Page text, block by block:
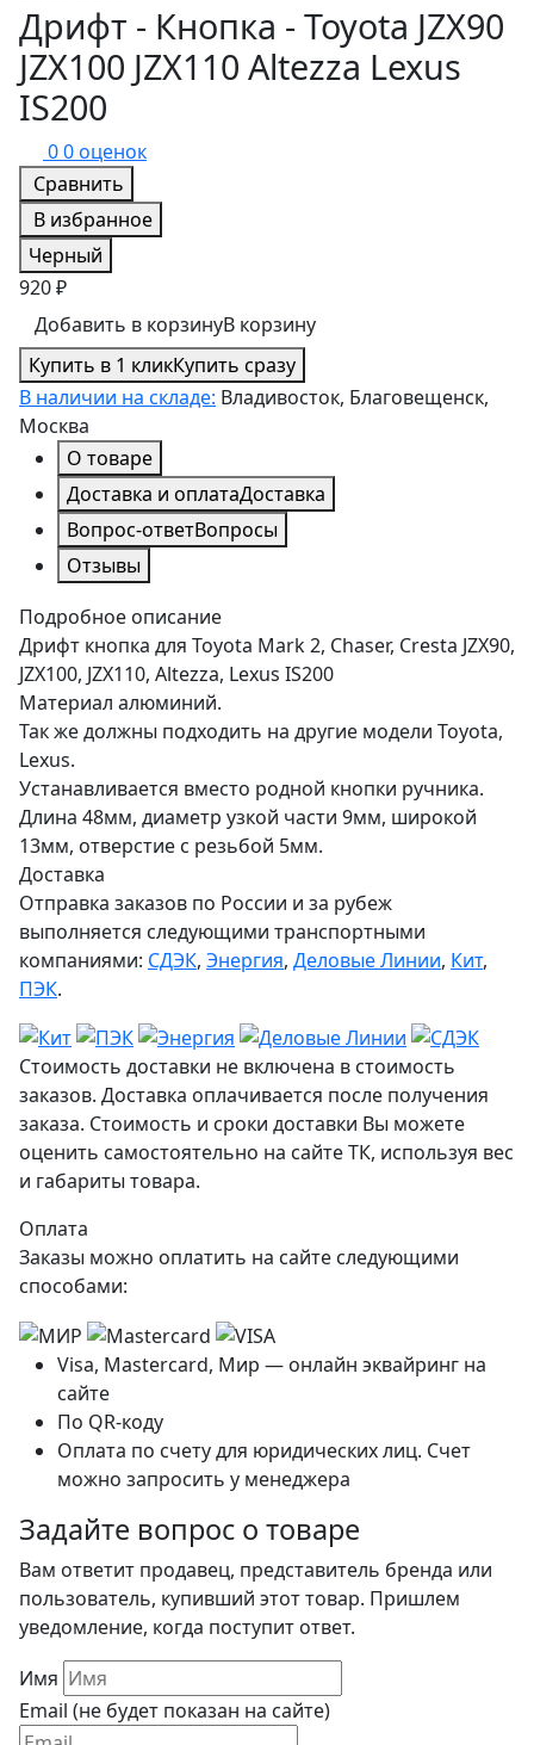
Дрифт - Кнопка - Toyota JZX90
JZX100 JZX110 Altezza Lexus
IS200
00 оценок
Сравнить
В избранное
Черный
920 ₽
Добавить в корзинуВ корзину
Купить в 1 кликКупить сразу
В наличии на складе: Владивосток, Благовещенск,
Москва
О товаре
Доставка и оплатаДоставка
Вопрос-ответВопросы
Отзывы
Подробное описание
Дрифт кнопка для Toyota Mark 2, Chaser, Cresta JZX90,
JZX100, JZX110, Altezza, Lexus IS200
Материал алюминий.
Так же должны подходить на другие модели Toyota,
Lexus.
Устанавливается вместо родной кнопки ручника.
Длина 48мм, диаметр узкой части 9мм, широкой
13мм, отверстие с резьбой 5мм.
Доставка
Отправка заказов по России и за рубеж
выполняется следующими транспортными
компаниями: СДЭК, Энергия, Деловые Линии, Кит,
ПЭК.
Стоимость доставки не включена в стоимость
заказов. Доставка оплачивается после получения
заказа. Стоимость и сроки доставки Вы можете
оценить самостоятельно на сайте ТК, используя вес
и габариты товара.
Оплата
Заказы можно оплатить на сайте следующими
способами:
Visa, Mastercard, Мир — онлайн эквайринг на
сайте
По QR-коду
Оплата по счету для юридических лиц. Счет
можно запросить у менеджера
Задайте вопрос о товаре
Вам ответит продавец, представитель бренда или
пользователь, купивший этот товар. Пришлем
уведомление, когда поступит ответ.
Имя
Email (не будет показан на сайте)